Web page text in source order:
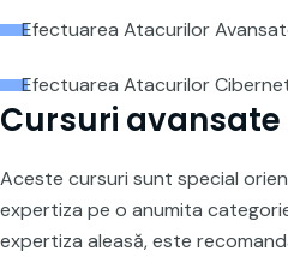
Cursuri avansate
Aceste cursuri sunt special
expertiza pe o anumita
expertiza aleasă, este
Efectuarea Atacurilor
Efectuarea Atacurilor